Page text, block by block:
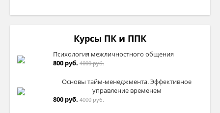
Курсы ПК и ППК
Психология межличностного общения
800 руб. 4000 руб.
Основы тайм-менеджмента. Эффективное
управление временем
800 руб. 4000 руб.